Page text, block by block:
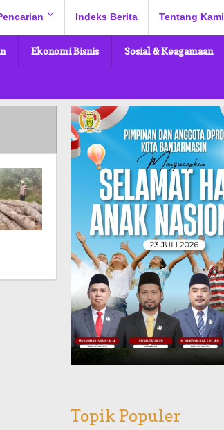
Indeks Berita Tentang Kami
Ekonomi Bisnis Sosial & Keagamaan
Topik Populer